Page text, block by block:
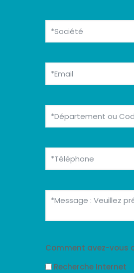
Comment avez-vous
Recherche Internet